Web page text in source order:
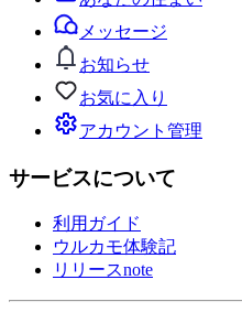
メッセージ
お知らせ
お気に入り
アカウント管理
サービスについて
利用ガイド
ウルカモ体験記
リリースnote